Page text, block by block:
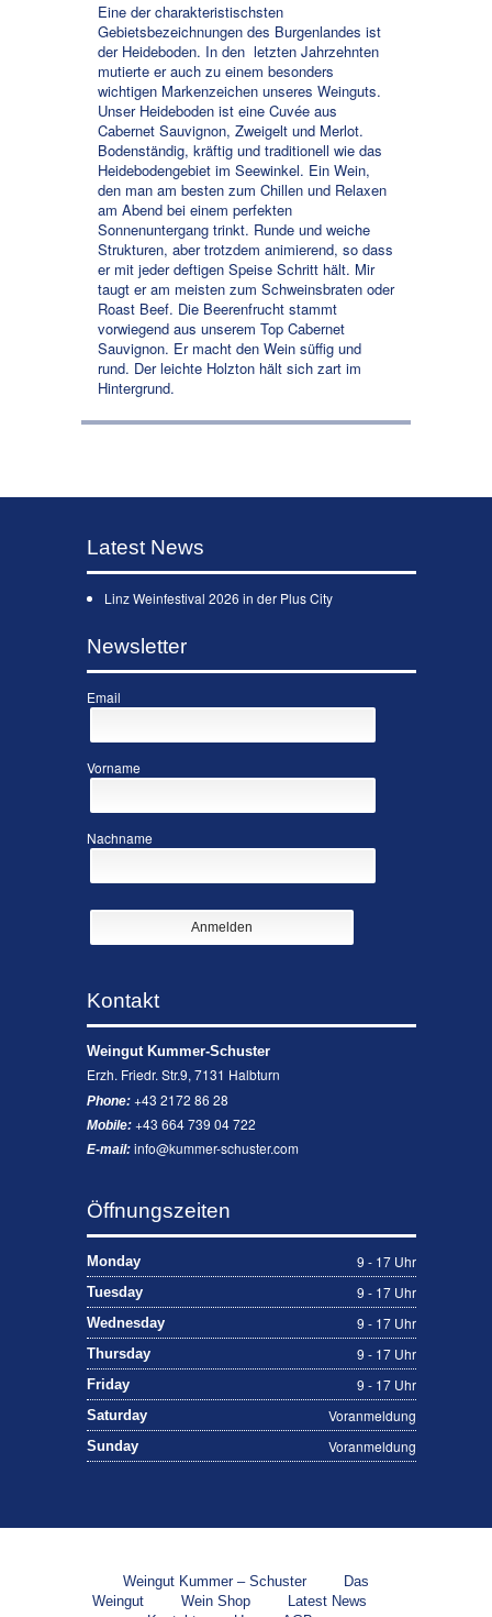
Eine der charakteristischsten
Gebietsbezeichnungen des Burgenlandes ist
der Heideboden. In den letzten Jahrzehnten
mutierte er auch zu einem besonders
wichtigen Markenzeichen unseres Weinguts.
Unser Heideboden ist eine Cuvée aus
Cabernet Sauvignon, Zweigelt und Merlot.
Bodenständig, kräftig und traditionell wie das
Heidebodengebiet im Seewinkel. Ein Wein,
den man am besten zum Chillen und Relaxen
am Abend bei einem perfekten
Sonnenuntergang trinkt. Runde und weiche
Strukturen, aber trotzdem animierend, so dass
er mit jeder deftigen Speise Schritt hält. Mir
taugt er am meisten zum Schweinsbraten oder
Roast Beef. Die Beerenfrucht stammt
vorwiegend aus unserem Top Cabernet
Sauvignon. Er macht den Wein süffig und
rund. Der leichte Holzton hält sich zart im
Hintergrund.
Latest News
Linz Weinfestival 2026 in der Plus City
Newsletter
Email
Vorname
Nachname
Kontakt
Weingut Kummer-Schuster
Erzh. Friedr. Str.9, 7131 Halbturn
Phone:+43 2172 86 28
Mobile:+43 664 739 04 722
E-mail: info@kummer-schuster.com
Öffnungszeiten
Monday 9 - 17 Uhr
Tuesday 9 - 17 Uhr
Wednesday 9 - 17 Uhr
Thursday 9 - 17 Uhr
Friday 9 - 17 Uhr
Saturday Voranmeldung
Sunday Voranmeldung
Weingut Kummer – Schuster
Das
Weingut
Wein Shop
Latest News